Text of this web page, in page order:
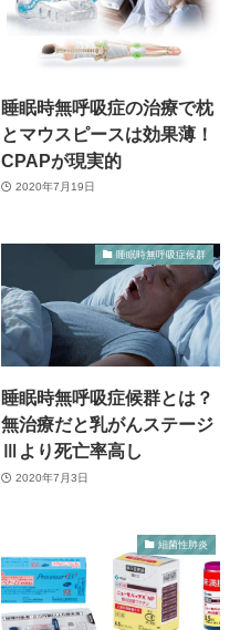
睡眠時無呼吸症の治療で枕
とマウスピースは効果薄！
CPAPが現実的
2020年7月19日
睡眠時無呼吸症候群
睡眠時無呼吸症候群とは？
無治療だと乳がんステージ
Ⅲより死亡率高し
2020年7月3日
細菌性肺炎